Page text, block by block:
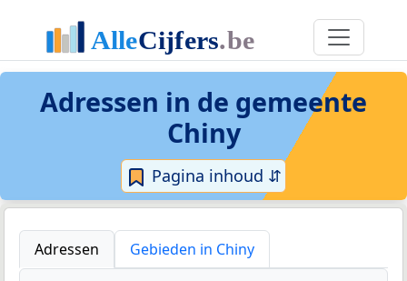
Adressen in de gemeente
Chiny
Pagina inhoud ⇵
Adressen Gebieden in Chiny